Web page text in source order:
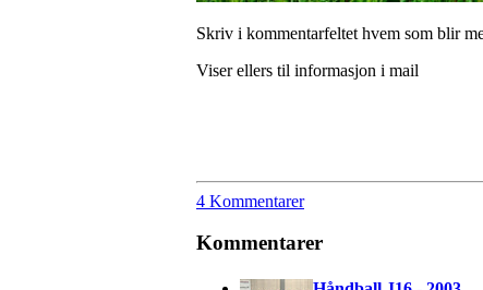
Skriv i kommentarfeltet hvem som blir
Viser ellers til informasjon i mail
4 Kommentarer
Kommentarer